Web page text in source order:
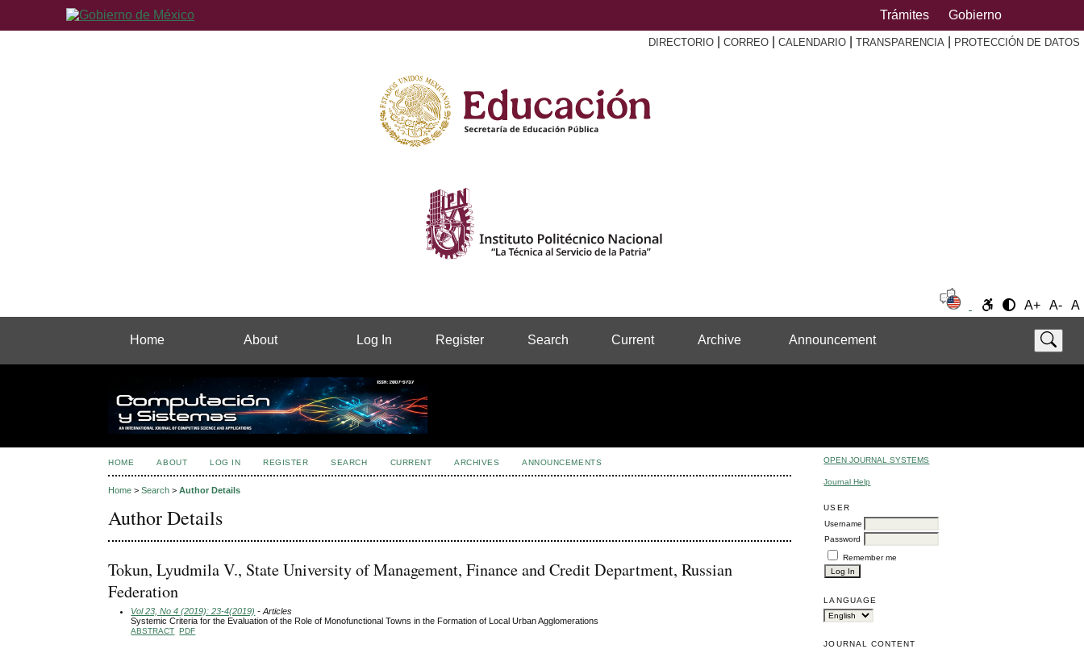
Trámites Gobierno
DIRECTORIO CORREO CALENDARIO TRANSPARENCIA PROTECCIÓN DE DATOS
A+ A- A
Home About Log In Register Search Current Archive Announcement
OPEN JOURNAL SYSTEMS
Journal Help
USER
Username
Password
Remember me
LANGUAGE
JOURNAL CONTENT
HOME ABOUT LOG IN REGISTER SEARCH CURRENT ARCHIVES ANNOUNCEMENTS
Home >Search >Author Details
Author Details
Tokun, Lyudmila V., State University of Management, Finance and Credit Department, Russian
Federation
Vol 23, No 4 (2019): 23-4(2019) - Articles
Systemic Criteria for the Evaluation of the Role of Monofunctional Towns in the Formation of Local Urban Agglomerations
ABSTRACT PDF